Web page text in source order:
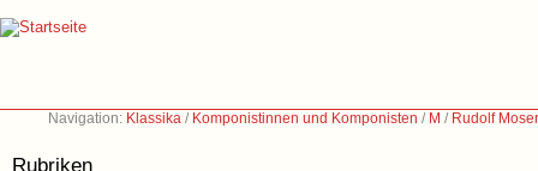
Navigation: Klassika / Komponistinnen und Komponisten / M / Rudolf
Rubriken